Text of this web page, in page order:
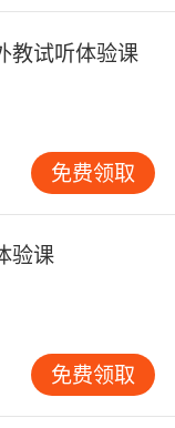
troops here.
letter.
truly heartfelt
of a farewell
教试听体验课
免费领取
验课
免费领取